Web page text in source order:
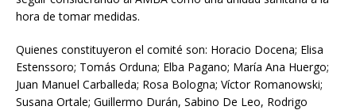
hora de tomar medidas.
Quienes constituyeron el comité son: Horacio Docena; Elisa
Estenssoro; Tomás Orduna; Elba Pagano; María Ana Huergo;
Juan Manuel Carballeda; Rosa Bologna; Víctor Romanowski;
Susana Ortale; Guillermo Durán, Sabino De Leo, Rodrigo